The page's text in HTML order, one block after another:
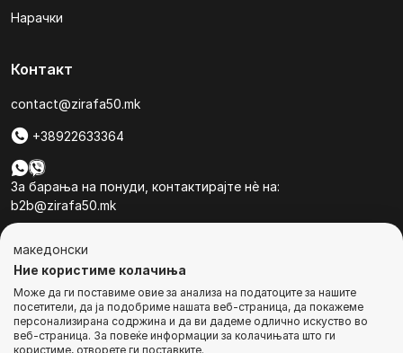
Нарачки
Контакт
contact@zirafa50.mk
+38922633364
За барања на понуди, контактирајте нѐ на:
b2b@zirafa50.mk
© Сите права се задржани
македонски
Ние користиме колачиња
Може да ги поставиме овие за анализа на податоците за нашите
посетители, да ја подобриме нашата веб-страница, да покажеме
персонализирана содржина и да ви дадеме одлично искуство во
веб-страница. За повеќе информации за колачињата што ги
користиме, отворете ги поставките.